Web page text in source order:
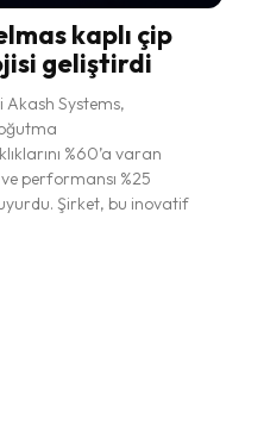
kaplı çip
geliştirdi
Systems,
%60’a varan
performansı %25
Şirket, bu inovatif